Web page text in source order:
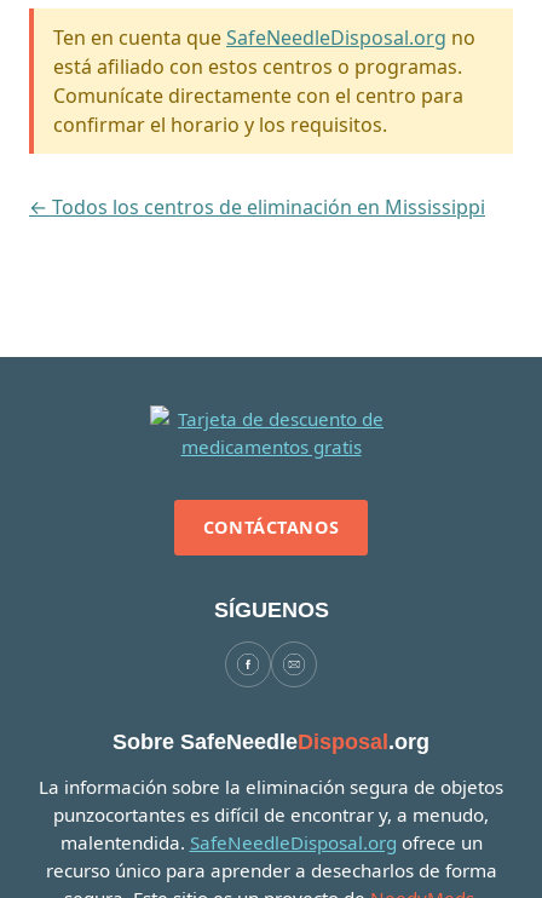
Ten en cuenta queSafeNeedleDisposal.org no
está afiliado con estos centros o programas.
Comunícate directamente con el centro para
confirmar el horario y los requisitos.
← Todos los centros de eliminación en Mississippi
CONTÁCTANOS
SÍGUENOS
Sobre SafeNeedleDisposal.org
La información sobre la eliminación segura de objetos
punzocortantes es difícil de encontrar y, a menudo,
malentendida. SafeNeedleDisposal.org ofrece un
recurso único para aprender a desecharlos de forma